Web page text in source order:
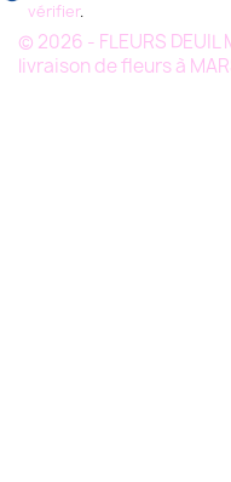
vérifier.
© 2026 - FLEURS
livraison de fleurs à